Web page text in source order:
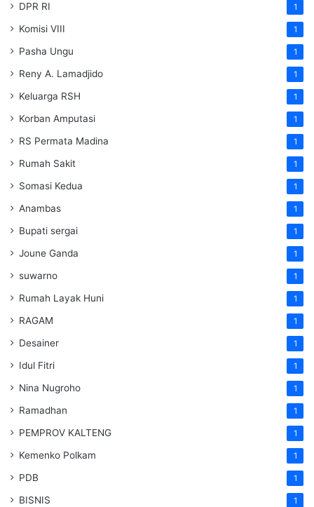
DPR RI 1
Komisi VIII 1
Pasha Ungu 1
Reny A. Lamadjido 1
Keluarga RSH 1
Korban Amputasi 1
RS Permata Madina 1
Rumah Sakit 1
Somasi Kedua 1
Anambas 1
Bupati sergai 1
Joune Ganda 1
suwarno 1
Rumah Layak Huni 1
RAGAM 1
Desainer 1
Idul Fitri 1
Nina Nugroho 1
Ramadhan 1
PEMPROV KALTENG 1
Kemenko Polkam 1
PDB 1
BISNIS 1